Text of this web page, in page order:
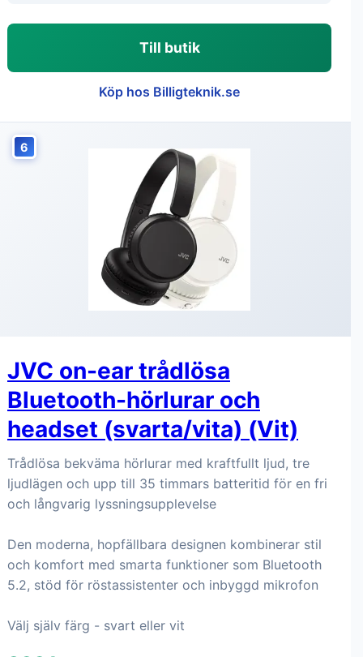
Till butik
Köp hos Billigteknik.se
6
JVC on-ear trådlösa
Bluetooth-hörlurar och
headset (svarta/vita) (Vit)
Trådlösa bekväma hörlurar med kraftfullt ljud, tre
ljudlägen och upp till 35 timmars batteritid för en fri
och långvarig lyssningsupplevelse
Den moderna, hopfällbara designen kombinerar stil
och komfort med smarta funktioner som Bluetooth
5.2, stöd för röstassistenter och inbyggd mikrofon
Välj själv färg - svart eller vit